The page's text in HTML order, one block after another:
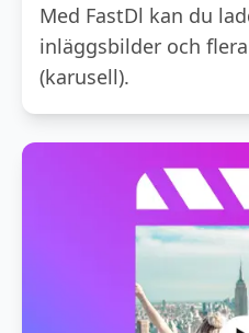
Med FastDl kan du
inläggsbilder och
(karusell).